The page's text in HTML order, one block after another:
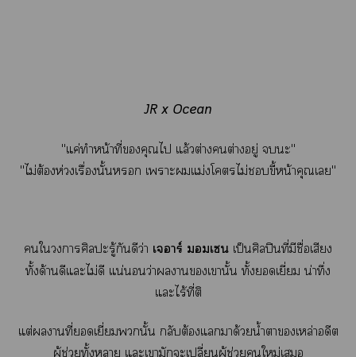
JR x Ocean
"แค่ทำหน้าที่คุณไ แล้วต่างต่างอยู่ ะ"
"ไม่ต้องห่วงเรื่องนั้น เาะแม่งโไม่ขี้หน้าคุณเ"
ใาศิลปะรู้กันดีว่า เาร์ เ เป็นศิลปินที่มีชื่อเสียง
ทั้งด้านดีแะไม่ดี แน่นอนว่าาเานั้น ทั้งเยี่ยม น่าทึ่ง
แะไร้ที่ติ
แต่านที่เยี่ยมนั้น กลับต้องแมาด้วยน้ำาเหล่าอดีต
ผู้ช่วยทั้งา แะเามักะเปลี่ยนผู้ช่วยใหม่เ